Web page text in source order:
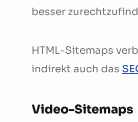
besser
HTML-Sitemaps
indirekt auch das
Video-Sitemaps